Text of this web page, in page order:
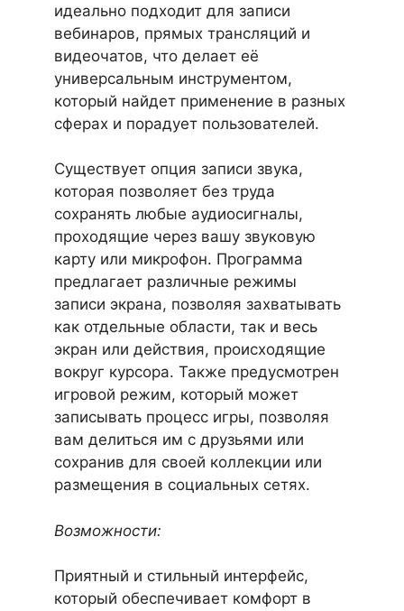
идеально подходит для записи
вебинаров, прямых трансляций и
видеочатов, что делает её
универсальным инструментом,
который найдет применение в разных
сферах и порадует пользователей.
Существует опция записи звука,
которая позволяет без труда
сохранять любые аудиосигналы,
проходящие через вашу звуковую
карту или микрофон. Программа
предлагает различные режимы
записи экрана, позволяя захватывать
как отдельные области, так и весь
экран или действия, происходящие
вокруг курсора. Также предусмотрен
игровой режим, который может
записывать процесс игры, позволяя
вам делиться им с друзьями или
сохранив для своей коллекции или
размещения в социальных сетях.
Возможности:
Приятный и стильный интерфейс,
который обеспечивает комфорт в